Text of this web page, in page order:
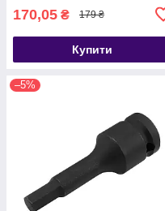
170,05 ₴ 179 ₴
Купити
–5%